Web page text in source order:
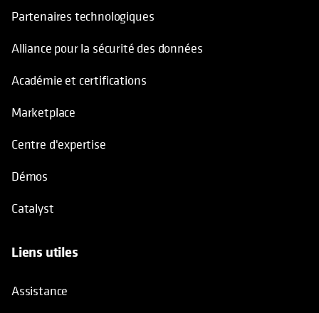
Partenaires technologiques
Alliance pour la sécurité des données
Académie et certifications
Marketplace
Centre d'expertise
Démos
Catalyst
Liens utiles
Assistance